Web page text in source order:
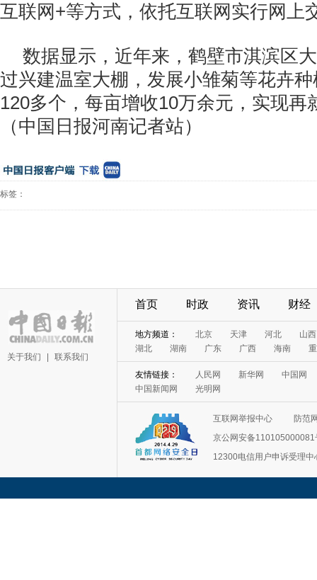
互联网+等方式，依托互联网实行网上
数据显示，近年来，鹤壁市淇滨区
过兴建温室大棚，发展小雏菊等花卉
120多个，每亩增收10万余元，实现再
（中国日报河南记者站）
标签：
关于我们 联系我们
首页 时政 资讯 财经
地方频道： 北京 天津 河北
山西
湖北
湖南 广东 广西 海南
友情链接： 人民网 新华网
中国网
中国新闻网
光明网
互联网举报中心
防范
京公网安备110105000081
12300电信用户申诉受理中